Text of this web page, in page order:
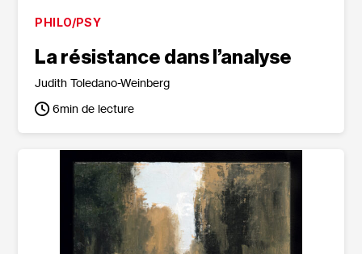
PHILO/PSY
La résistance dans l’analyse
Judith Toledano-Weinberg
6min de lecture